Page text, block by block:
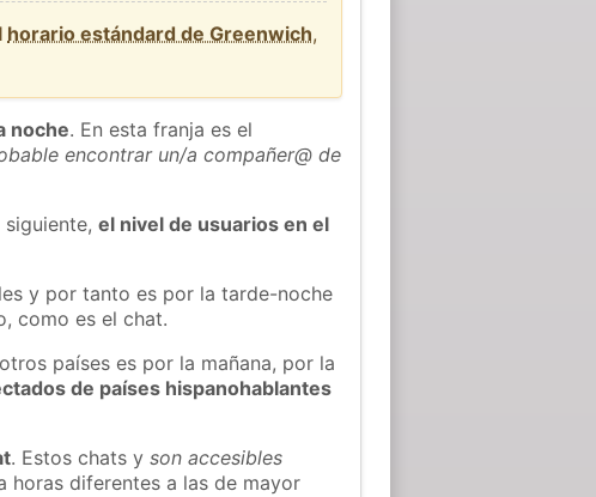
horario estándard de Greenwich,
noche. En esta franja es el
encontrar un/a compañer@ de
siguiente,el nivel de usuarios en el
y por tanto es por la tarde-noche
como es el chat.
países es por la mañana, por la
de países hispanohablantes
. Estos chats yson accesibles
horas diferentes a las de mayor